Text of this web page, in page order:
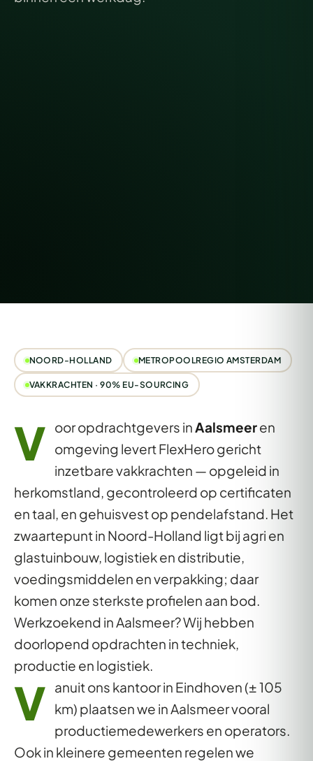
NOORD-HOLLAND METROPOOLREGIO AMSTERDAM
VAKKRACHTEN · 90% EU-SOURCING
V oor opdrachtgevers inAalsmeeren
omgeving levert FlexHero gericht
inzetbare vakkrachten — opgeleid in
herkomstland, gecontroleerd op certificaten
en taal, en gehuisvest op pendelafstand. Het
zwaartepunt in Noord-Holland ligt bij agri en
glastuinbouw, logistiek en distributie,
voedingsmiddelen en verpakking; daar
komen onze sterkste profielen aan bod.
Werkzoekend in Aalsmeer? Wij hebben
doorlopend opdrachten in techniek,
productie en logistiek.
V anuit ons kantoor in Eindhoven (± 105
km) plaatsen we in Aalsmeer vooral
productiemedewerkers en operators.
Ook in kleinere gemeenten regelen we